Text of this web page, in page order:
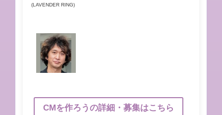
(LAVENDER RING)
CMを作ろうの詳細・募集はこちら